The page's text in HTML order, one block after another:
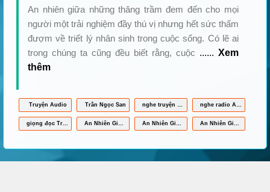
An nhiên giữa những thăng trầm đem đến cho mọi
người một trải nghiệm đầy thú vị nhưng hết sức thấm
đượm về triết lý nhân sinh trong cuộc sống. Có lẽ ai
trong chúng ta cũng đều biết rằng, cuộc ...... Xem
thêm
Truyện Audio Trần Ngọc San